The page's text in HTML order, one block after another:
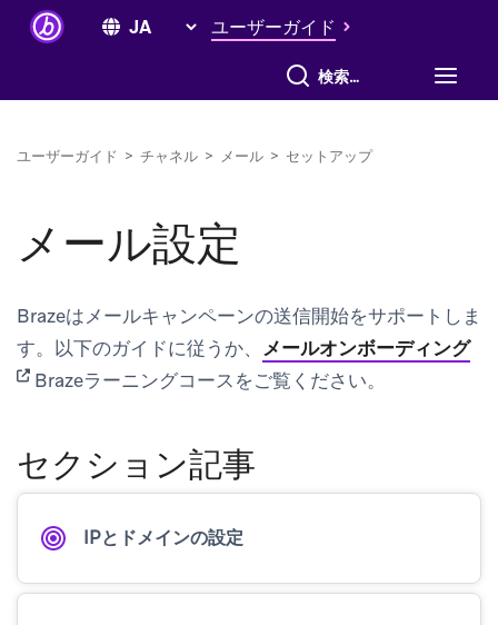
ユーザーガイド
すべて検索
ユーザーガイド > チャネル > メール > セットアップ
メール設定
Brazeはメールキャンペーンの送信開始をサポートしま
す。以下のガイドに従うか、 メールオンボーディング
Brazeラーニングコースをご覧ください。
セクション記事
IPとドメインの設定